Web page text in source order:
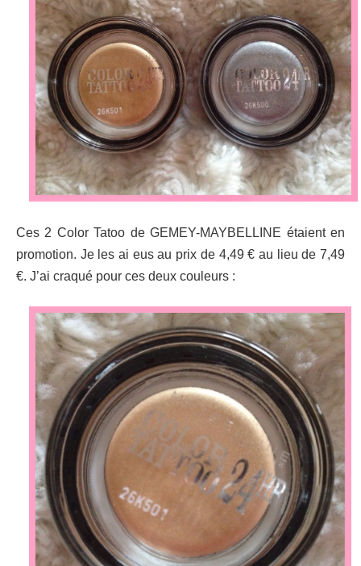
Ces 2 Color Tatoo de GEMEY-MAYBELLINE étaient en
promotion. Je les ai eus au prix de 4,49 € au lieu de 7,49
€. J’ai craqué pour ces deux couleurs :